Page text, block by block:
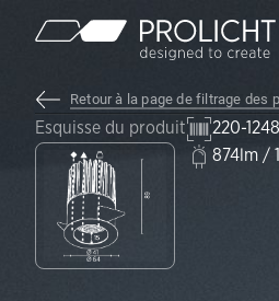
Contenu
Retour à la page de filtrage des
Esquisse du produit
220-
874lm /